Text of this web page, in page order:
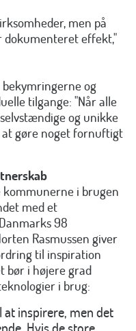
men på
dokumenteret effekt,"
og
tilgange: "Når alle
og unikke
gøre noget fornuftigt
kommunerne i brugen
med et
98
Rasmussen giver
til inspiration
bør i højere grad
i brug:
at inspirere, men det